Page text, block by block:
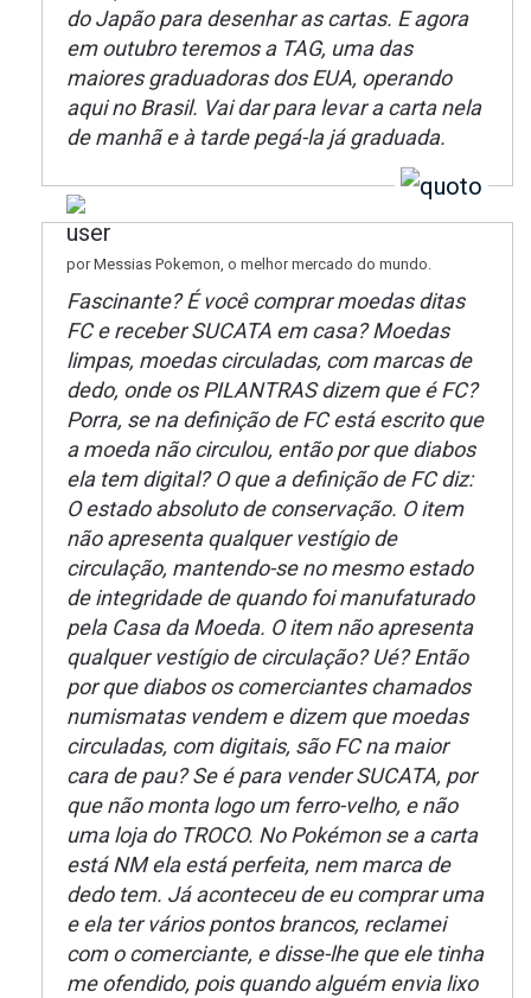
do Japão para desenhar as cartas. E agora
em outubro teremos a TAG, uma das
maiores graduadoras dos EUA, operando
aqui no Brasil. Vai dar para levar a carta nela
de manhã e à tarde pegá-la já graduada.
por Messias Pokemon, o melhor mercado do mundo.
Fascinante? É você comprar moedas ditas
FC e receber SUCATA em casa? Moedas
limpas, moedas circuladas, com marcas de
dedo, onde os PILANTRAS dizem que é FC?
Porra, se na definição de FC está escrito que
a moeda não circulou, então por que diabos
ela tem digital? O que a definição de FC diz:
O estado absoluto de conservação. O item
não apresenta qualquer vestígio de
circulação, mantendo-se no mesmo estado
de integridade de quando foi manufaturado
pela Casa da Moeda. O item não apresenta
qualquer vestígio de circulação? Ué? Então
por que diabos os comerciantes chamados
numismatas vendem e dizem que moedas
circuladas, com digitais, são FC na maior
cara de pau? Se é para vender SUCATA, por
que não monta logo um ferro-velho, e não
uma loja do TROCO. No Pokémon se a carta
está NM ela está perfeita, nem marca de
dedo tem. Já aconteceu de eu comprar uma
e ela ter vários pontos brancos, reclamei
com o comerciante, e disse-lhe que ele tinha
me ofendido, pois quando alguém envia lixo